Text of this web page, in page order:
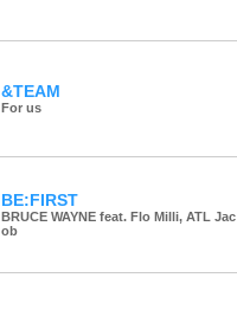
&TEAM
For us
BE:FIRST
BRUCE WAYNE feat. Flo Milli, ATL Jac
ob